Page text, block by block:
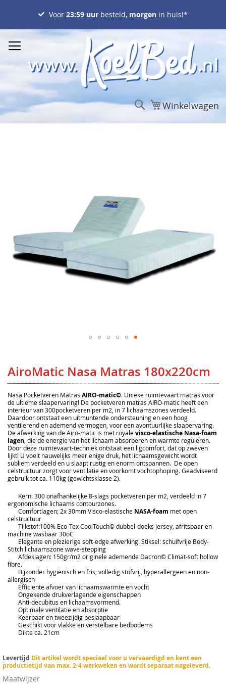
Voor 23:59 uur besteld, morgen in huis!*
Winkelwagen
Zoek
begin
van
de
afbeeldingen-
gallerij
AiroMatic Nasa Matras 180x220cm
Nasa Pocketveren Matras AIRO-matic©. Unieke ruimtevaart matras voor
de ultieme slaapervaring! De pocketveren matras AIRO-matic heeft een
interieur van 300pocketveren per m2, in 7 lichaamszones verdeeld.
Daardoor ontstaat een uitmuntende ondersteuning en een hoog
ventilerend en ademend vermogen, voor een avontuurlijke slaapervaring.
De afwerking van de Airo-matic is met royalevisco-elastische Nasa-foam
lagen , die de energie van het lichaam absorberen en warmte reguleren.
Door deze ruimtevaart-techniek ontstaat een ligcomfort, dat op zweven
lijkt! U voelt nauwelijks meer enige druk, het lichaamsgewicht wordt
subliem verdeeld en u slaapt rustig en enorm ontspannen. De open
celstructuur zorgt voor ventilatie en voorkomt vochtophoping. Geadviseerd
gebruik tot ca. 110kg (gewichtsklasse 2).
Kern: 300 onafhankelijke 8-slags pocketveren per m2, verdeeld in 7
ergonomische lichaams contourzones.
Comfortlagen; 2x 30mm Visco-elastische NASA-foam met open
celstructuur
Tijkstof:100% Eco-Tex CoolTouch© dubbel-doeks Jersey, afritsbaar en
machine wasbaar 30oC
Elegante en plezierige soft-edge afwerking. Stiksel: schuifvrije Body-
Stitch lichaamszone wave-stepping
Afdeklagen: 150gr/m2 originele ademende Dacron© Climat-soft hollow
fibre.
Bijzonder hygiënisch en fris; volledig stofvrij, hyperallergeen en non-
allergisch
Efficiënte afvoer van lichaamswarmte en vocht
Ongekende drukverlagende eigenschappen
Anti-decubitus en lichaamsvormend.
Optimale ventilatie en absorptie
Keerbaar en tweezijdig beslaapbaar
Geschikt voor vlakke en verstelbare bedbodems
Dikte ca. 21cm
Levertijd Dit artikel wordt speciaal voor u vervaardigd en kent een
productietijd van max. 2-4 werkweken en wordt separaat nageleverd.
Maatwijzer